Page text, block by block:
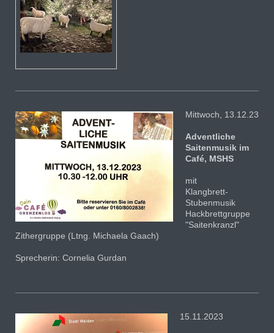
Mittwoch, 13.12.23
Adventliche
Saitenmusik im
Café, MSHS
mit
Klangbrett-
Stubenmusik
Hackbrettgruppe
"Saitenkranzl"
Zithergruppe (Ltng. Michaela Gaach)
Sprecherin: Cornelia Gurdan
15.11.2023